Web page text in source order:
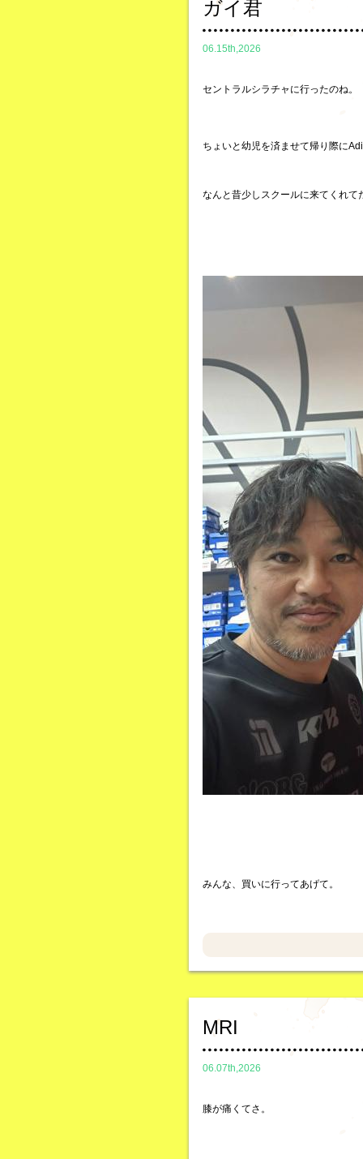
ガイ君
06.15th,2026
セントラルシラチャに行ったのね。
ちょいと幼児を済ませて帰り際に
なんと昔少しスクールに来てくれ
みんな、買いに行ってあげて。
MRI
06.07th,2026
膝が痛くてさ。